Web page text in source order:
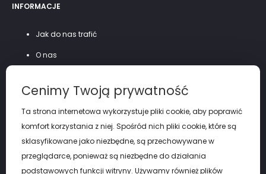
INFORMACJE
Jak do nas trafić
O nas
Polityka prywatności
Cenimy Twoją prywatność
Ta strona internetowa wykorzystuje pliki cookie, aby poprawić
komfort korzystania z niej. Spośród nich pliki cookie, które są
sklasyfikowane jako niezbędne, są przechowywane w
przeglądarce, ponieważ są niezbędne do działania
podstawowych funkcji witryny. Używamy również plików